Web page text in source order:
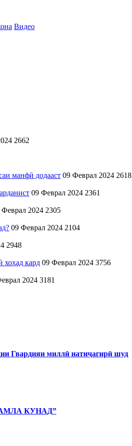
Видео
2662
манфӣ додааст 09 Феврал 2024 2618
09 Феврал 2024 2361
Феврал 2024 2305
09 Феврал 2024 2104
2948
хоҳад кард 09 Феврал 2024 3756
2024 3181
Гвардияи миллӣ натиҷагирӣ шуд
КУНАД”